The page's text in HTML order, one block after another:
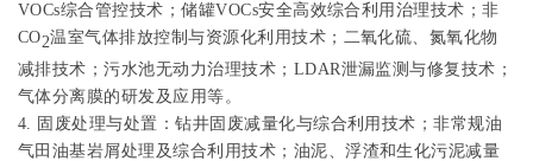
VOCs综合管控技术；储罐VOCs安全高效综合利用治理技术；非
CO2温室气体排放控制与资源化利用技术；二氧化硫、氮氧化物
减排技术；污水池无动力治理技术； LDAR泄漏监测与修复技术；
气体分离膜的研发及应用等。
4.
固废处理与处置：钻井固废减量化与综合利用技术；非常规油
气田油基岩屑处理及综合利用技术；油泥、浮渣和生化污泥减量